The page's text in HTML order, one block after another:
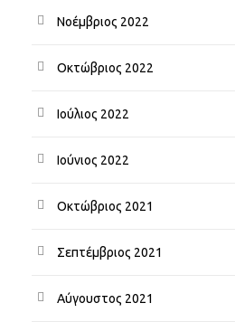
Νοέμβριος 2022
Οκτώβριος 2022
Ιούλιος 2022
Ιούνιος 2022
Οκτώβριος 2021
Σεπτέμβριος 2021
Αύγουστος 2021